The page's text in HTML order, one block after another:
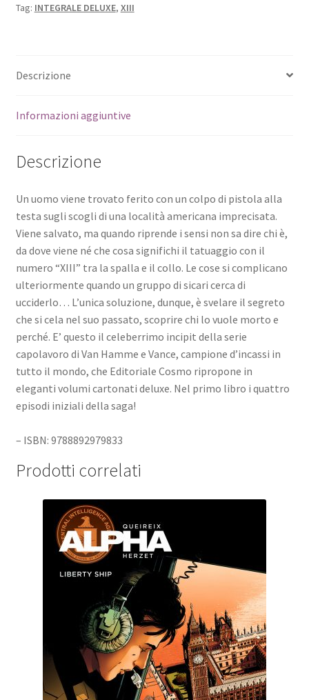
Tag: INTEGRALE DELUXE, XIII
Descrizione
Informazioni aggiuntive
Descrizione
Un uomo viene trovato ferito con un colpo di pistola alla
testa sugli scogli di una località americana imprecisata.
Viene salvato, ma quando riprende i sensi non sa dire chi è,
da dove viene né che cosa significhi il tatuaggio con il
numero “XIII” tra la spalla e il collo. Le cose si complicano
ulteriormente quando un gruppo di sicari cerca di
ucciderlo… L’unica soluzione, dunque, è svelare il segreto
che si cela nel suo passato, scoprire chi lo vuole morto e
perché. E’ questo il celeberrimo incipit della serie
capolavoro di Van Hamme e Vance, campione d’incassi in
tutto il mondo, che Editoriale Cosmo ripropone in
eleganti volumi cartonati deluxe. Nel primo libro i quattro
episodi iniziali della saga!
– ISBN: 9788892979833
Prodotti correlati